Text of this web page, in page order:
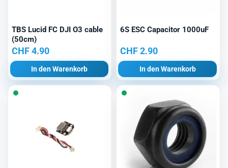
TBS Lucid FC DJI O3 cable
(50cm)
CHF4.90
In den Warenkorb
6S ESC Capacitor 1000uF
CHF2.90
In den Warenkorb